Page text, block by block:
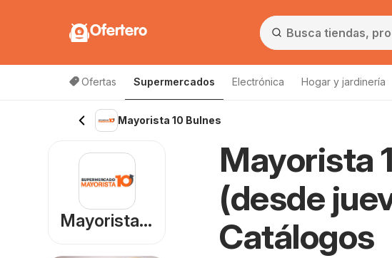
Ofertero
Ofertas Supermercados Electrónica Hogar y jardinería
Mayorista 10 Bulnes
Mayorista
(desde
Catálogos
Mayorista 10